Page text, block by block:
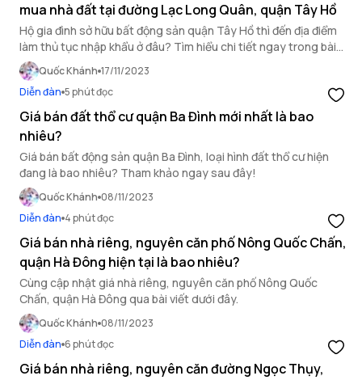
mua nhà đất tại đường Lạc Long Quân, quận Tây Hồ
Hộ gia đình sở hữu bất động sản quận Tây Hồ thì đến địa điểm
làm thủ tục nhập khẩu ở đâu? Tìm hiểu chi tiết ngay trong bài
viết sau đây.
Quốc Khánh 17/11/2023
Diễn đàn 5 phút đọc
Giá bán đất thổ cư quận Ba Đình mới nhất là bao
nhiêu?
Giá bán bất động sản quận Ba Đình, loại hình đất thổ cư hiện
đang là bao nhiêu? Tham khảo ngay sau đây!
Quốc Khánh 08/11/2023
Diễn đàn 4 phút đọc
Giá bán nhà riêng, nguyên căn phố Nông Quốc Chấn,
quận Hà Đông hiện tại là bao nhiêu?
Cùng cập nhật giá nhà riêng, nguyên căn phố Nông Quốc
Chấn, quận Hà Đông qua bài viết dưới đây.
Quốc Khánh 08/11/2023
Diễn đàn 6 phút đọc
Giá bán nhà riêng, nguyên căn đường Ngọc Thụy,